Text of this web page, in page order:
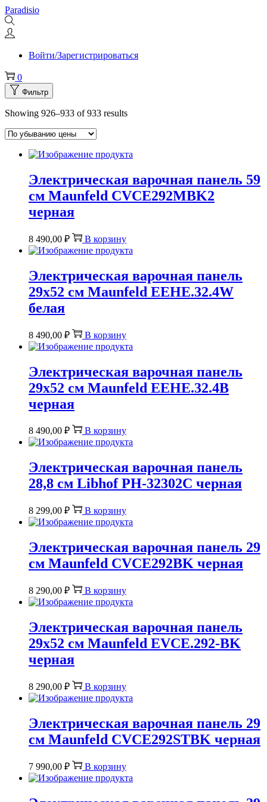
Перейти
к
навигации
Перейти
к
содержимому
Paradisio
Войти/Зарегистрироваться
0
Фильтр
Showing 926–933 of 933 results
Электрическая варочная панель 59
см Maunfeld CVCE292MBK2
черная
8 490,00 ₽ В корзину
Электрическая варочная панель
29х52 см Maunfeld EEHE.32.4W
белая
8 490,00 ₽ В корзину
Электрическая варочная панель
29х52 см Maunfeld EEHE.32.4B
черная
8 490,00 ₽ В корзину
Электрическая варочная панель
28,8 см Libhof PH-32302C черная
8 299,00 ₽ В корзину
Электрическая варочная панель 29
см Maunfeld CVCE292BK черная
8 290,00 ₽ В корзину
Электрическая варочная панель
29х52 см Maunfeld EVCE.292-BK
черная
8 290,00 ₽ В корзину
Электрическая варочная панель 29
см Maunfeld CVCE292STBK черная
7 990,00 ₽ В корзину